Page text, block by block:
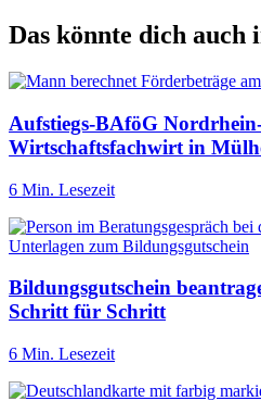
Das könnte dich auch
Aufstiegs-BAföG
Wirtschaftsfachwirt in
6 Min. Lesezeit
Bildungsgutschein
Schritt für Schritt
6 Min. Lesezeit